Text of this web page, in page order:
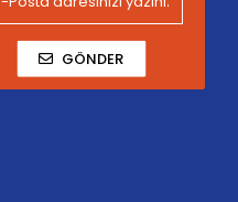
GÖNDER